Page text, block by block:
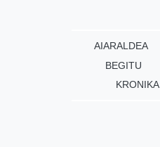
AIARALDEA
BEGITU
KRONIKA